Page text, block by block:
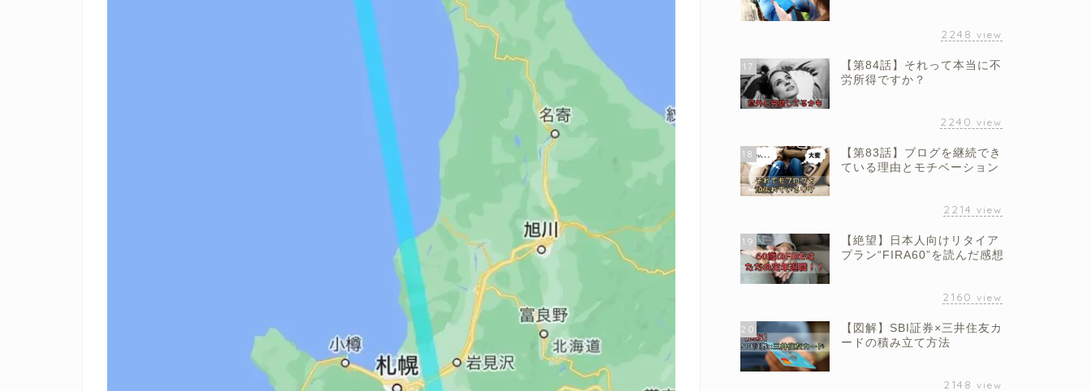
2248 view
17
【第84話】それって本当に不
労所得ですか？
2240 view
18
【第83話】ブログを継続でき
ている理由とモチベーション
2214 view
19
【絶望】日本人向けリタイア
プラン“FIRA60”を読んだ感想
2160 view
20
【図解】SBI証券×三井住友カ
ードの積み立て方法
2148 view